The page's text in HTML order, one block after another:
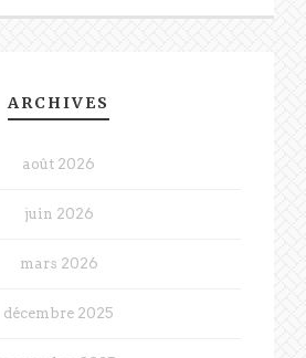
ARCHIVES
août 2026
juin 2026
mars 2026
décembre 2025